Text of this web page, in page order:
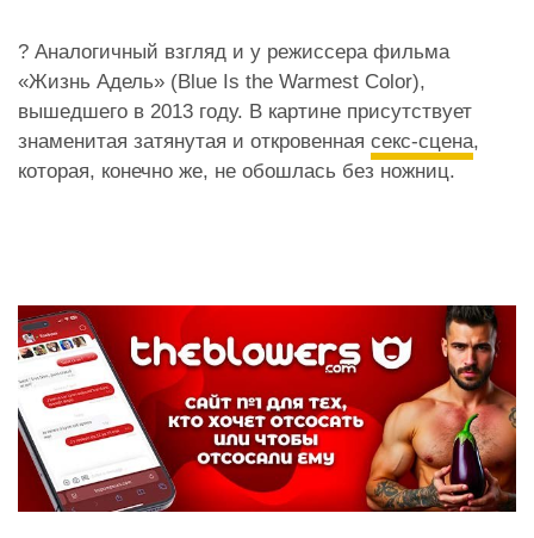
? Аналогичный взгляд и у режиссера фильма
«Жизнь Адель» (Blue Is the Warmest Color),
вышедшего в 2013 году. В картине присутствует
знаменитая затянутая и откровенная секс-сцена,
которая, конечно же, не обошлась без ножниц.